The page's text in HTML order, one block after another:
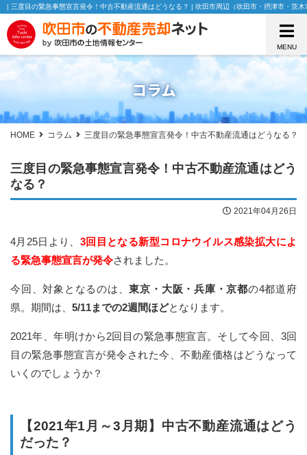
| 三度目の緊急事態宣言発令！中古不動産流通はどうなる？ | 吹田市周辺（吹田市・摂津市・茨
MENU
コラム
HOME コラム 三度目の緊急事態宣言発令！中古不動産流通はどうなる？
三度目の緊急事態宣言発令！中古不動産流通はどう
なる？
2021年04月26日
4月25日より、 3回目となる新型コロナウイルス感染拡大によ
る緊急事態宣言が発令されました。
今回、対象となるのは、東京・大阪・兵庫・京都の4都道府
県。期間は、 5/11までの2週間ほどとなります。
2021年、年明けから2回目の緊急事態宣言。そして今回、3回
目の緊急事態宣言が発令された今、不動産価格はどうなって
いくのでしょうか？
【2021年1月～3月期】中古不動産流通はどう
だった？